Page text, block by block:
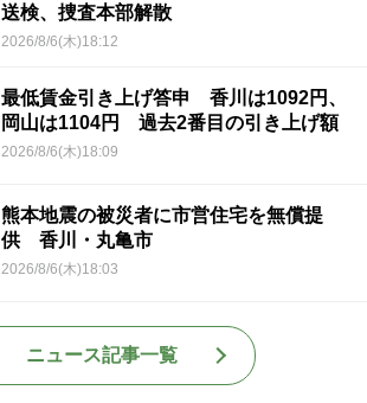
送検、捜査本部解散
2026/8/6(木)18:12
最低賃金引き上げ答申 香川は1092円、
岡山は1104円 過去2番目の引き上げ額
2026/8/6(木)18:09
熊本地震の被災者に市営住宅を無償提
供 香川・丸亀市
2026/8/6(木)18:03
ニュース記事一覧